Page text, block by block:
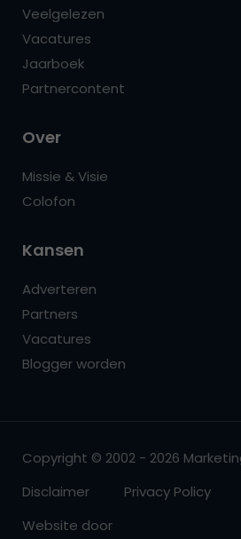
Veelgelezen
Vacatures
Jaarboek
Partnercontent
Over
Missie & Visie
Colofon
Kansen
Adverteren
Partners
Vacatures
Blogger worden
Copyright © 2002 - 2026
Disclaimer
Privacy Policy
Website door